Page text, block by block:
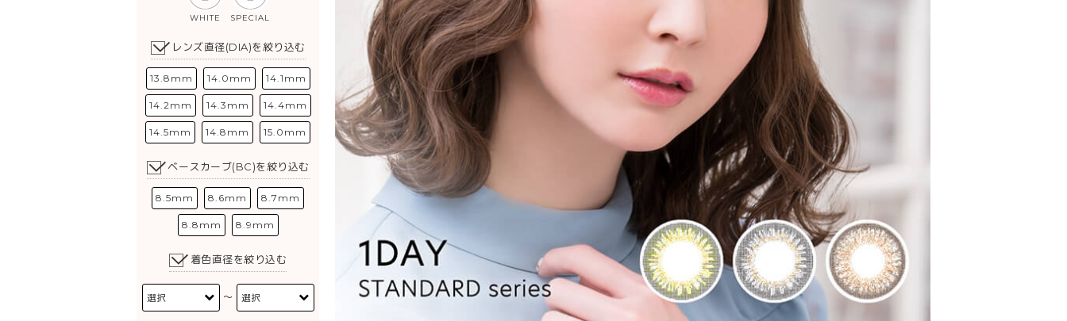
WHITE SPECIAL
レンズ直径(DIA)を絞り込む
13.8mm 14.0mm 14.1mm
14.2mm 14.3mm 14.4mm
14.5mm 14.8mm 15.0mm
ベースカーブ(BC)を絞り込む
8.5mm 8.6mm 8.7mm
8.8mm 8.9mm
着色直径を絞り込む
〜